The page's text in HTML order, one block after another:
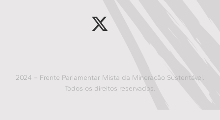
2024 – Frente Parlamentar Mista da Mineração Sustentável.
Todos os direitos reservados.